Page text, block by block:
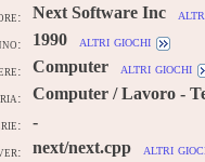
Next Software Inc
1990 altri giochi
Computer altri giochi
Computer / Lavoro -
-
next/next.cpp altri